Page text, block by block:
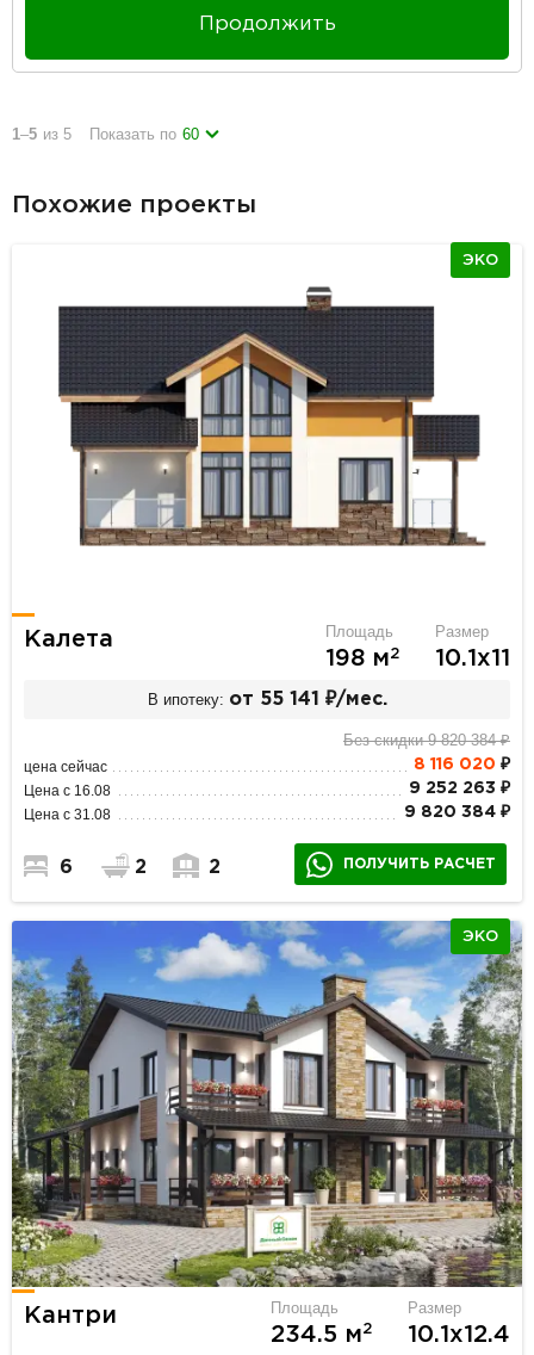
Продолжить
1–5 из 5 Показать по 60
Похожие проекты
ЭКО
Калета Площадь
198 м2
Размер
10.1х11
В ипотеку: от 55 141 ₽/мес.
Без скидки 9 820 384 ₽
цена сейчас 8 116 020 ₽
Цена с 16.08 9 252 263 ₽
Цена с 31.08 9 820 384 ₽
6 2 2 ПОЛУЧИТЬ РАСЧЕТ
ЭКО
Кантри Площадь
234.5 м2
Размер
10.1х12.4